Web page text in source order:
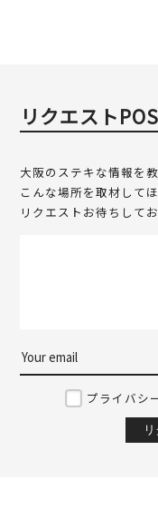
リクエスト
大阪のステキな情報を
こんな場所を取材して
リクエストお待ちして
プライバシ